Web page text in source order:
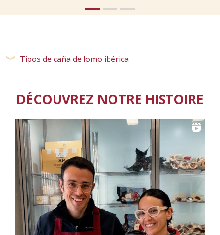
Tipos de caña de lomo ibérica
DÉCOUVREZ NOTRE HISTOIRE